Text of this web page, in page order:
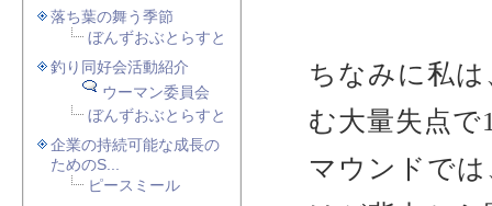
ちなみに私
む大量失点で
マウンドで
落ち葉の舞う季節
ぼんずおぶとらすと
釣り同好会活動紹介
ウーマン委員会
ぼんずおぶとらすと
企業の持続可能な成長の
ためのS...
ピースミール